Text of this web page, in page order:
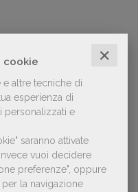
cookie ✕
altre tecniche di
esperienza di
personalizzati e
saranno attivate
vuoi decidere
preferenze", oppure
la navigazione
prospettiva
testi ricevuti per